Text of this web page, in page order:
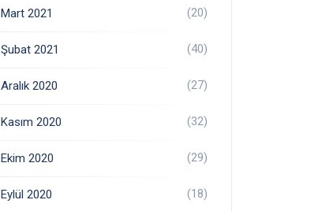
Mart 2021 (20)
Şubat 2021 (40)
Aralık 2020 (27)
Kasım 2020 (32)
Ekim 2020 (29)
Eylül 2020 (18)